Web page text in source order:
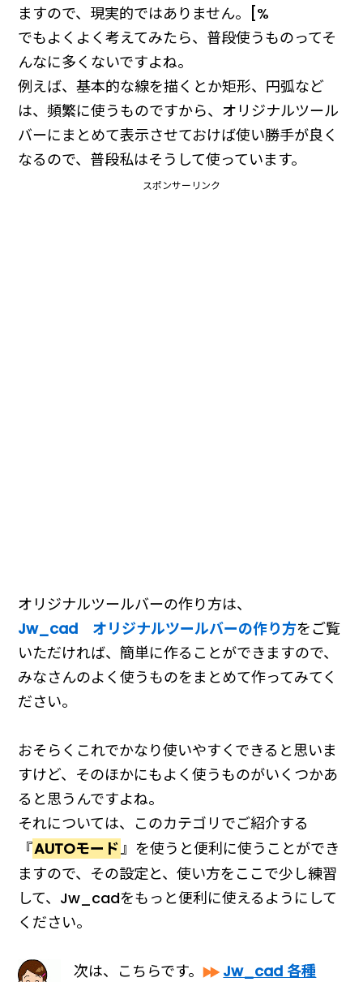
ますので、現実的ではありません。[%
でもよくよく考えてみたら、普段使うものってそ
んなに多くないですよね。
例えば、基本的な線を描くとか矩形、円弧など
は、頻繁に使うものですから、オリジナルツール
バーにまとめて表示させておけば使い勝手が良く
なるので、普段私はそうして使っています。
スポンサーリンク
オリジナルツールバーの作り方は、
Jw_cad オリジナルツールバーの作り方をご覧
いただければ、簡単に作ることができますので、
みなさんのよく使うものをまとめて作ってみてく
ださい。
おそらくこれでかなり使いやすくできると思いま
すけど、そのほかにもよく使うものがいくつかあ
ると思うんですよね。
それについては、このカテゴリでご紹介する
『AUTOモード』を使うと便利に使うことができ
ますので、その設定と、使い方をここで少し練習
して、Jw_cadをもっと便利に使えるようにして
ください。
次は、こちらです。
Jw_cad 各種